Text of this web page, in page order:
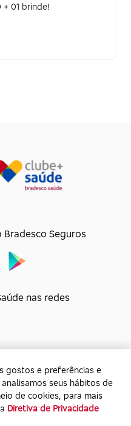
+ 01 brinde!
gostos e preferências e
seus hábitos de
de cookies, para mais
Diretiva de Privacidade
Bradesco Seguros
nas redes
S/A
0001-60
555 - Caju - Rio de
- CEP: 20.931-675
gostos e preferências e
seus hábitos de
de cookies, para mais
Diretiva de Privacidade